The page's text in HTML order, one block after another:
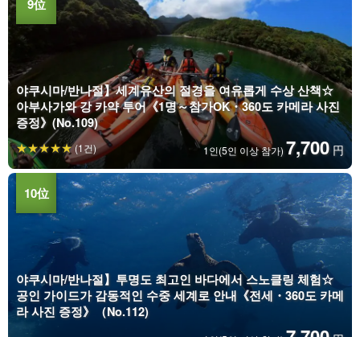
야쿠시마/반나절】세계유산의 절경을 여유롭게 수상 산책☆
아부사가와 강 카약 투어《1명～참가OK・360도 카메라 사진
증정》(No.109)
1인(5인 이상 참가) 7,700 円
(1건)
야쿠시마/반나절】투명도 최고인 바다에서 스노클링 체험☆
공인 가이드가 감동적인 수중 세계로 안내《전세・360도 카메
라 사진 증정》（No.112)